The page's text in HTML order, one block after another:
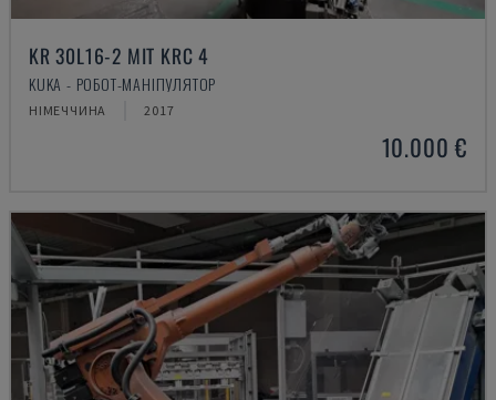
KR 30L16-2 MIT KRC 4
KUKA - РОБОТ-МАНІПУЛЯТОР
НІМЕЧЧИНА 2017
10.000 €